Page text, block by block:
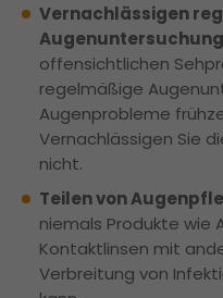
Vernachlässigen
offensichtlichen
regelmäßige
Augenprobleme
Vernachlässigen Sie
nicht.
Teilen von
niemals Produkte wie
Kontaktlinsen mit
Verbreitung von